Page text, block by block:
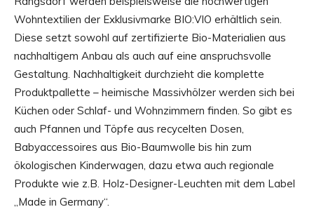
Wohntextilien der Exklusivmarke BIO:VIO erhältlich sein.
Diese setzt sowohl auf zertifizierte Bio-Materialien aus
nachhaltigem Anbau als auch auf eine anspruchsvolle
Gestaltung. Nachhaltigkeit durchzieht die komplette
Produktpallette – heimische Massivhölzer werden sich bei
Küchen oder Schlaf- und Wohnzimmern finden. So gibt es
auch Pfannen und Töpfe aus recycelten Dosen,
Babyaccessoires aus Bio-Baumwolle bis hin zum
ökologischen Kinderwagen, dazu etwa auch regionale
Produkte wie z.B. Holz-Designer-Leuchten mit dem Label
„Made in Germany“.